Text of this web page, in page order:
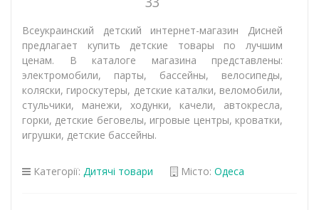
Всеукраинский детский интернет-магазин Дисней
предлагает купить детские товары по лучшим
ценам. В каталоге магазина представлены:
электромобили, парты, бассейны, велосипеды,
коляски, гироскутеры, детские каталки, веломобили,
стульчики, манежи, ходунки, качели, автокресла,
горки, детские беговелы, игровые центры, кроватки,
игрушки, детские бассейны.
Категорії: Дитячі товари Місто: Одеса